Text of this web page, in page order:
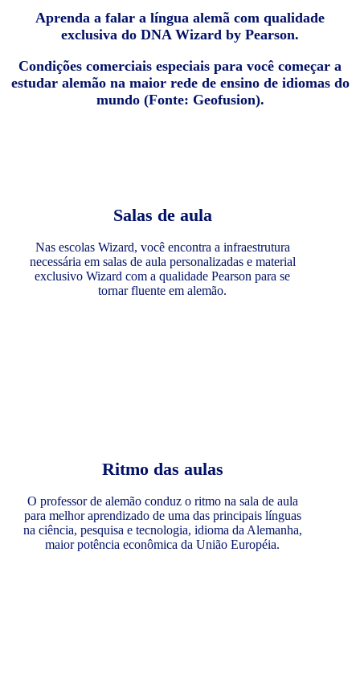
Aprenda a falar a língua alemã com qualidade
exclusiva do DNA Wizard by Pearson.
Condições comerciais especiais para você começar a
estudar alemão na maior rede de ensino de idiomas do
mundo (Fonte: Geofusion).
Salas de aula
Nas escolas Wizard, você encontra a infraestrutura
necessária em salas de aula personalizadas e material
exclusivo Wizard com a qualidade Pearson para se
tornar fluente em alemão.
Ritmo das aulas
O professor de alemão conduz o ritmo na sala de aula
para melhor aprendizado de uma das principais línguas
na ciência, pesquisa e tecnologia, idioma da Alemanha,
maior potência econômica da União Européia.